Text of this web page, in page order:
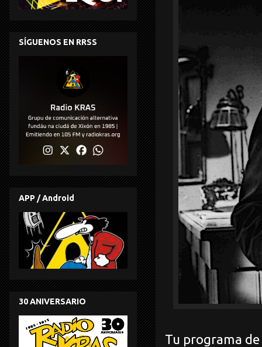
Tu programa
SÍGUENOS EN RRSS
APP / Android
30 ANIVERSARIO